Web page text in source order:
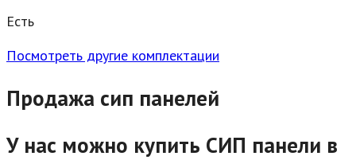
Есть
Посмотреть другие комплектации
Продажа сип панелей
У нас можно купить СИП панели в